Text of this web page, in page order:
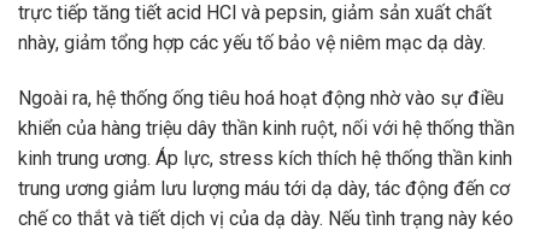
trực tiếp tăng tiết acid HCl và pepsin, giảm sản xuất chất
nhày, giảm tổng hợp các yếu tố bảo vệ niêm mạc dạ dày.
Ngoài ra, hệ thống ống tiêu hoá hoạt động nhờ vào sự điều
khiển của hàng triệu dây thần kinh ruột, nối với hệ thống thần
kinh trung ương. Áp lực, stress kích thích hệ thống thần kinh
trung ương giảm lưu lượng máu tới dạ dày, tác động đến cơ
chế co thắt và tiết dịch vị của dạ dày. Nếu tình trạng này kéo